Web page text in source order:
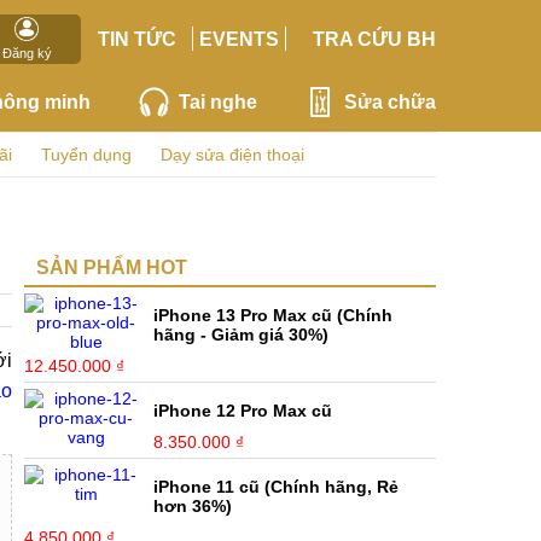
Đăng ký
TIN TỨC EVENTS TRA CỨU BH
minh Tai nghe Sửa chữa
Tuyển dụng Dạy sửa điện thoại
SẢN PHẨM HOT
iPhone 13 Pro Max cũ (Chính
hãng - Giảm giá 30%)
12.450.000 ₫
iPhone 12 Pro Max cũ
8.350.000 ₫
iPhone 11 cũ (Chính hãng, Rẻ
hơn 36%)